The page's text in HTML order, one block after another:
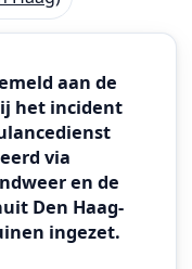
aan de
het incident
via
en de
Den Haag-
ingezet.